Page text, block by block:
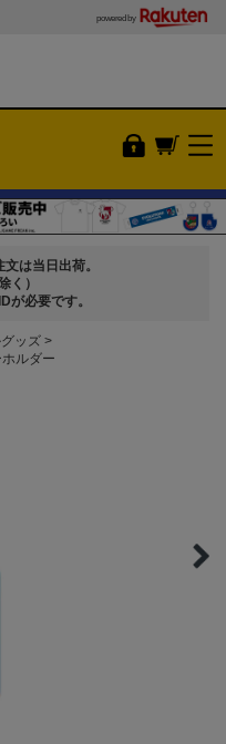
powered by
は当日出荷。
く）
が必要です。
ッズ
ルダー